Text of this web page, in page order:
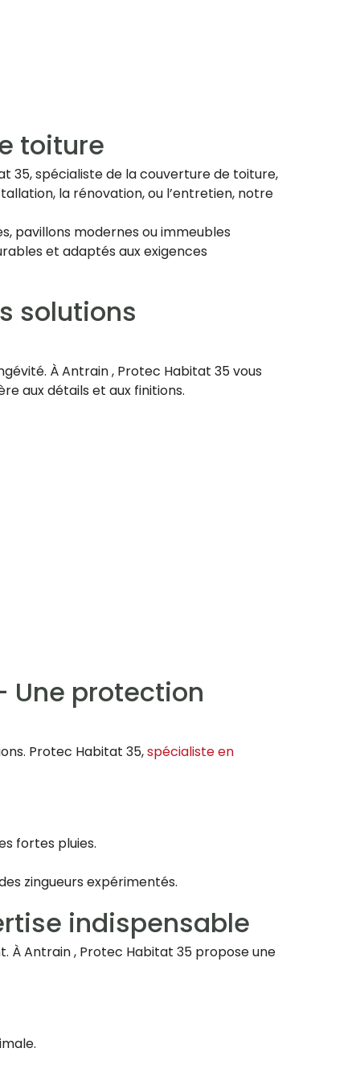
toiture
35, spécialiste de la couverture de toiture,
la rénovation, ou l’entretien, notre
pavillons modernes ou immeubles
et adaptés aux exigences
solutions
À Antrain , Protec Habitat 35 vous
aux détails et aux finitions.
Une protection
Protec Habitat 35,spécialiste en
fortes pluies.
zingueurs expérimentés.
indispensable
À Antrain , Protec Habitat 35 propose une